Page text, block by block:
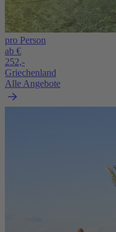
pro Person
ab €
252,-
Griechenland
Alle Angebote